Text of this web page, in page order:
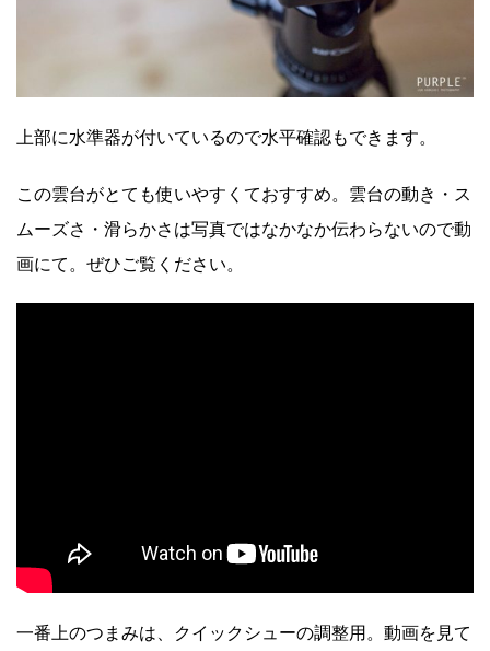
上部に水準器が付いているので水平確認もできます。
この雲台がとても使いやすくておすすめ。雲台の動き・ス
ムーズさ・滑らかさは写真ではなかなか伝わらないので動
画にて。ぜひご覧ください。
一番上のつまみは、クイックシューの調整用。動画を見て